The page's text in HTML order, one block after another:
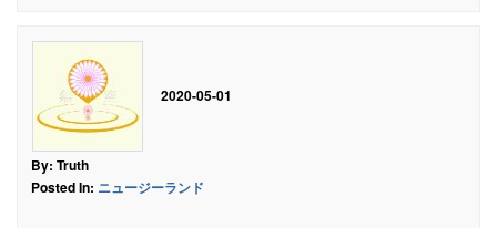
2020-05-01
By: Truth
Posted In: ニュージーランド